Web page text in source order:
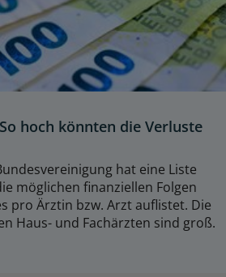
hoch könnten die Verluste
hat eine Liste
möglichen finanziellen Folgen
pro Ärztin bzw. Arzt auflistet. Die
Haus- und Fachärzten sind groß.